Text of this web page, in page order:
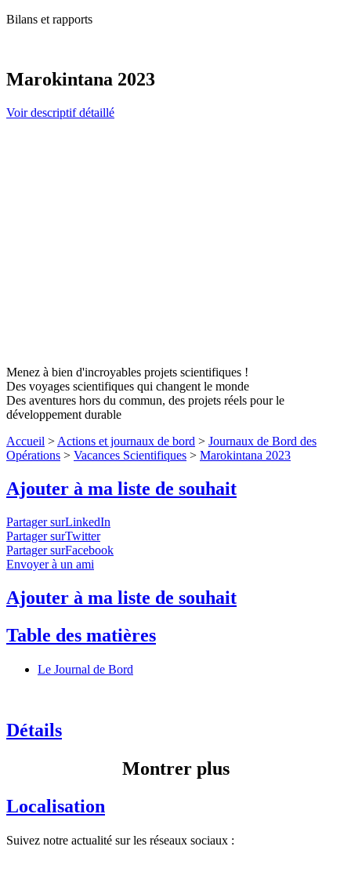
Bilans et rapports
Marokintana 2023
Voir descriptif détaillé
Menez à bien d'incroyables projets scientifiques !
Des voyages scientifiques qui changent le monde
Des aventures hors du commun, des projets réels pour le
développement durable
Accueil > Actions et journaux de bord > Journaux de Bord des
Opérations > Vacances Scientifiques > Marokintana 2023
Ajouter à ma liste de souhait
Partager surLinkedIn
Partager surTwitter
Partager surFacebook
Envoyer à un ami
Ajouter à ma liste de souhait
Table des matières
Le Journal de Bord
Détails
Montrer plus
Localisation
Suivez notre actualité sur les réseaux sociaux :